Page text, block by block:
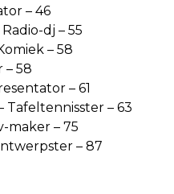
– 46
dj – 55
– 58
– 58
– 61
Tafeltennisster – 63
maker – 75
– 87